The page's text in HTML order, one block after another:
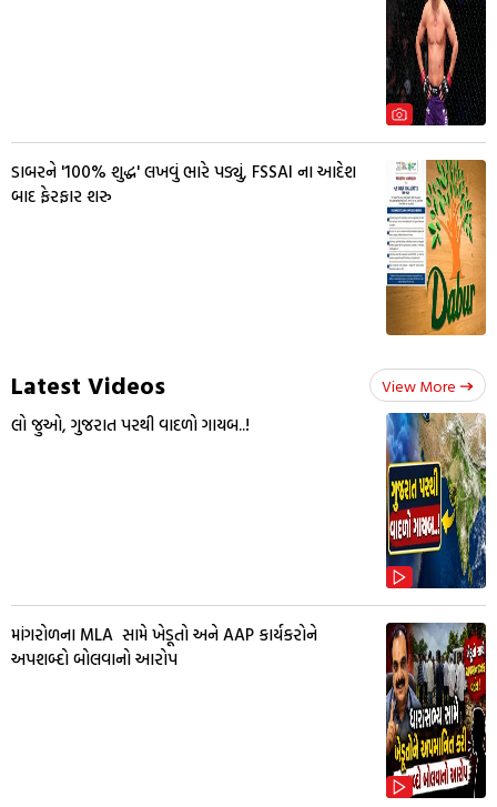
ડાબરને '100% શુદ્ધ' લખવું ભારે પડ્યું, FSSAI ના આદેશ
બાદ ફેરફાર શરુ
Latest Videos View More
લો જુઓ, ગુજરાત પરથી વાદળો ગાયબ..!
માંગરોળના MLA સામે ખેડૂતો અને AAP કાર્યકરોને
અપશબ્દો બોલવાનો આરોપ